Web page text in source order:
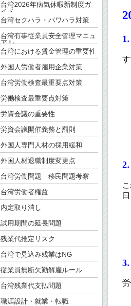
台湾2026年病気休暇新制度ガ
イド
台湾セクハラ・パワハラ対策
台湾有事従業員安全管理マニュ
アル
台湾における賃金管理の重要性
外国人労働者雇用企業対策
台湾労働検査最重要点対策
労働検査最重要点対策
労資会議の重要性
労資会議開催義務と罰則
外国人専門人材の採用緩和
外国人材退職制度変更点
台湾労働問題 移民問題考察
台湾労働者権益
内定取り消し
試用期間の延長問題
残業代推定リスク
台湾で見込み残業はNG
従業員無断欠勤解雇ルール
台湾残業代支払問題
職涯設計・就業・転職